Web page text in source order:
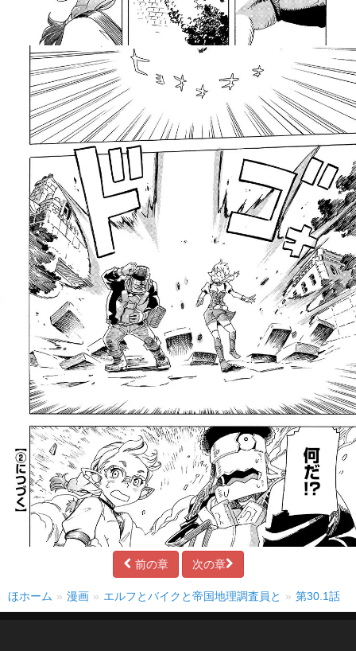
前の章 次の章
ほホーム 漫画 エルフとバイクと帝国地理調査員と 第30.1話